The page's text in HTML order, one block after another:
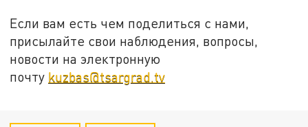
Если вам есть чем поделиться с нами,
присылайте свои наблюдения, вопросы,
новости на электронную
почту kuzbas@tsargrad.tv